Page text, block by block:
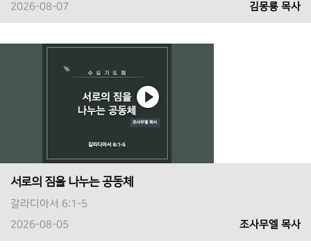
2026-08-07
김몽룡 목사
서로의 짐을 나누는 공동체
갈라디아서 6:1-5
2026-08-05
조사무엘 목사